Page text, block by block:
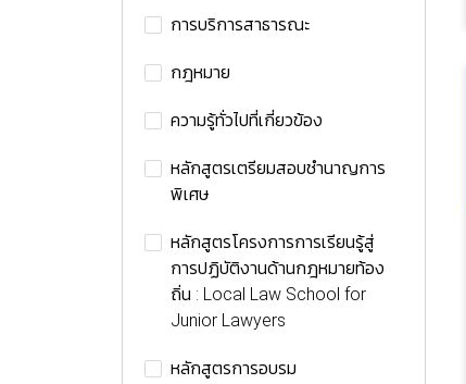
การบริการสาธารณะ
กฎหมาย
ความรู้ทั่วไปที่เกี่ยวข้อง
หลักสูตรเตรียมสอบชำนาญการ
พิเศษ
หลักสูตรโครงการการเรียนรู้สู่
การปฏิบัติงานด้านกฎหมายท้อง
ถิ่น : Local Law School for
Junior Lawyers
หลักสูตรการอบรม